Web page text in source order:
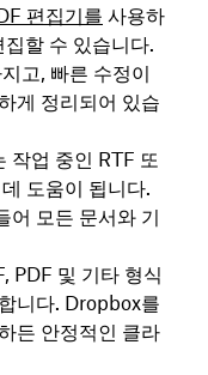
편집기를 사용하
할 수 있습니다.
고, 빠른 수정이
게 정리되어 있습
작업 중인 RTF 또
도움이 됩니다.
어 모든 문서와 기
PDF 및 기타 형식
니다. Dropbox를
든 안정적인 클라